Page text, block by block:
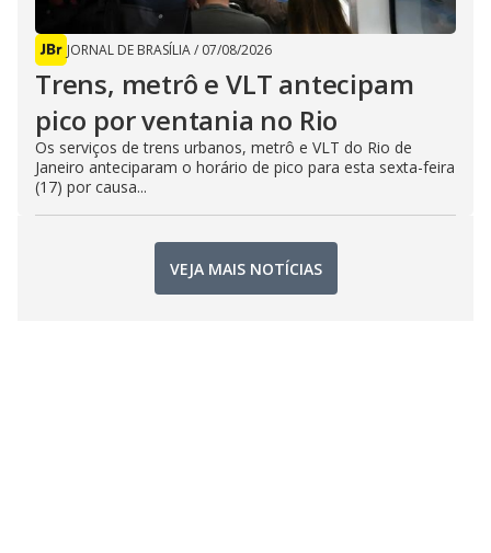
JORNAL DE BRASÍLIA/ 07/08/2026
Trens, metrô e VLT antecipam
pico por ventania no Rio
Os serviços de trens urbanos, metrô e VLT do Rio de
Janeiro anteciparam o horário de pico para esta sexta-feira
(17) por causa...
VEJA MAIS NOTÍCIAS